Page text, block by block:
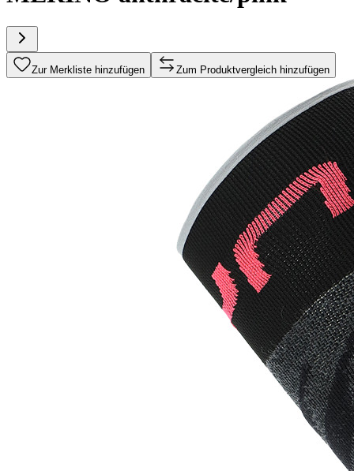
Zur Merkliste hinzufügen Zum Produktvergleich hinzufügen